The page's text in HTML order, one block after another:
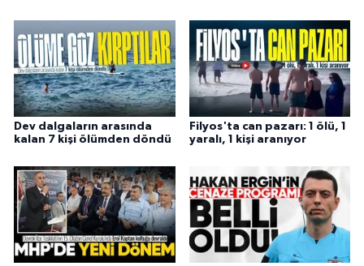
Dev dalgaların arasında
kalan 7 kişi ölümden döndü
Filyos'ta can pazarı: 1 ölü, 1
yaralı, 1 kişi aranıyor